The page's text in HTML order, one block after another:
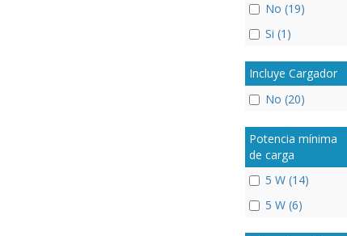
No (19)
Si (1)
Incluye Cargador
No (20)
Potencia mínima
de carga
5 W (14)
5 W (6)